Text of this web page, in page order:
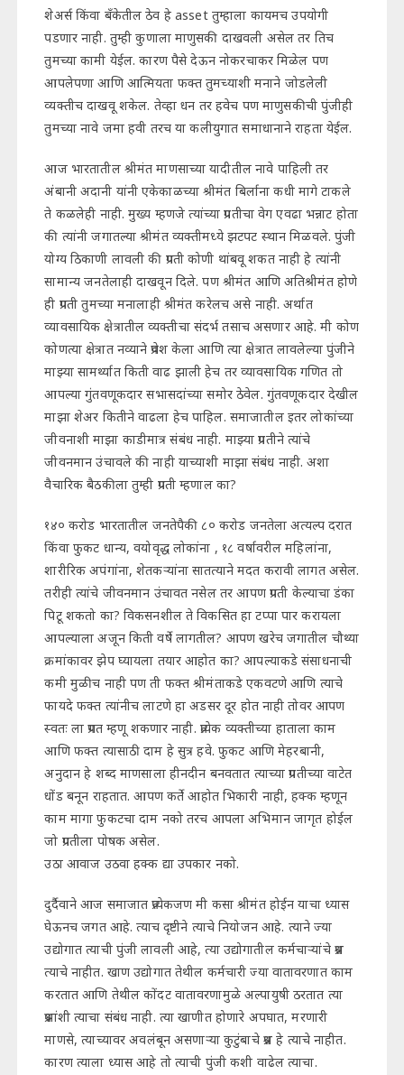
शेअर्स किंवा बँकेतील ठेव हे asset तुम्हाला कायमच उपयोगी
पडणार नाही. तुम्ही कुणाला माणुसकी दाखवली असेल तर तिच
तुमच्या कामी येईल. कारण पैसे देऊन नोकरचाकर मिळेल पण
आपलेपणा आणि आत्मियता फक्त तुमच्याशी मनाने जोडलेली
व्यक्तीच दाखवू शकेल. तेव्हा धन तर हवेच पण माणुसकीची पुंजीही
तुमच्या नावे जमा हवी तरच या कलीयुगात समाधानाने राहता येईल.
आज भारतातील श्रीमंत माणसाच्या यादीतील नावे पाहिली तर
अंबानी अदानी यांनी एकेकाळच्या श्रीमंत बिर्लाना कधी मागे टाकले
ते कळलेही नाही. मुख्य म्हणजे त्यांच्या प्रगतीचा वेग एवढा भन्नाट होता
की त्यांनी जगातल्या श्रीमंत व्यक्तीमध्ये झटपट स्थान मिळवले. पुंजी
योग्य ठिकाणी लावली की प्रगती कोणी थांबवू शकत नाही हे त्यांनी
सामान्य जनतेलाही दाखवून दिले. पण श्रीमंत आणि अतिश्रीमंत होणे
ही प्रगती तुमच्या मनालाही श्रीमंत करेलच असे नाही. अर्थात
व्यावसायिक क्षेत्रातील व्यक्तीचा संदर्भ तसाच असणार आहे. मी कोण
कोणत्या क्षेत्रात नव्याने प्रवेश केला आणि त्या क्षेत्रात लावलेल्या पुंजीने
माझ्या सामर्थ्यात किती वाढ झाली हेच तर व्यावसायिक गणित तो
आपल्या गुंतवणूकदार सभासदांच्या समोर ठेवेल. गुंतवणूकदार देखील
माझा शेअर कितीने वाढला हेच पाहिल. समाजातील इतर लोकांच्या
जीवनाशी माझा काडीमात्र संबंध नाही. माझ्या प्रगतीने त्यांचे
जीवनमान उंचावले की नाही याच्याशी माझा संबंध नाही. अशा
वैचारिक बैठकीला तुम्ही प्रगती म्हणाल का?
१४० करोड भारतातील जनतेपैकी ८० करोड जनतेला अत्यल्प दरात
किंवा फुकट धान्य, वयोवृद्ध लोकांना , १८ वर्षावरील महिलांना,
शारीरिक अपंगांना, शेतकऱ्यांना सातत्याने मदत करावी लागत असेल.
तरीही त्यांचे जीवनमान उंचावत नसेल तर आपण प्रगती केल्याचा डंका
पिटू शकतो का? विकसनशील ते विकसित हा टप्पा पार करायला
आपल्याला अजून किती वर्षे लागतील? आपण खरेच जगातील चौथ्या
क्रमांकावर झेप घ्यायला तयार आहोत का? आपल्याकडे संसाधनाची
कमी मुळीच नाही पण ती फक्त श्रीमंताकडे एकवटणे आणि त्याचे
फायदे फक्त त्यांनीच लाटणे हा अडसर दूर होत नाही तोवर आपण
स्वतः ला प्रगत म्हणू शकणार नाही. प्रत्येक व्यक्तीच्या हाताला काम
आणि फक्त त्यासाठी दाम हे सुत्र हवे. फुकट आणि मेहरबानी,
अनुदान हे शब्द माणसाला हीनदीन बनवतात त्याच्या प्रगतीच्या वाटेत
धोंड बनून राहतात. आपण कर्ते आहोत भिकारी नाही, हक्क म्हणून
काम मागा फुकटचा दाम नको तरच आपला अभिमान जागृत होईल
जो प्रगतीला पोषक असेल.
उठा आवाज उठवा हक्क द्या उपकार नको.
दुर्दैवाने आज समाजात प्रत्येकजण मी कसा श्रीमंत होईन याचा ध्यास
घेऊनच जगत आहे. त्याच दृष्टीने त्याचे नियोजन आहे. त्याने ज्या
उद्योगात त्याची पुंजी लावली आहे, त्या उद्योगातील कर्मचाऱ्यांचे प्रश्न
त्याचे नाहीत. खाण उद्योगात तेथील कर्मचारी ज्या वातावरणात काम
करतात आणि तेथील कोंदट वातावरणामुळे अल्पायुषी ठरतात त्या
प्रश्नांशी त्याचा संबंध नाही. त्या खाणीत होणारे अपघात, मरणारी
माणसे, त्याच्यावर अवलंबून असणाऱ्या कुटुंबाचे प्रश्न हे त्याचे नाहीत.
कारण त्याला ध्यास आहे तो त्याची पुंजी कशी वाढेल त्याचा.